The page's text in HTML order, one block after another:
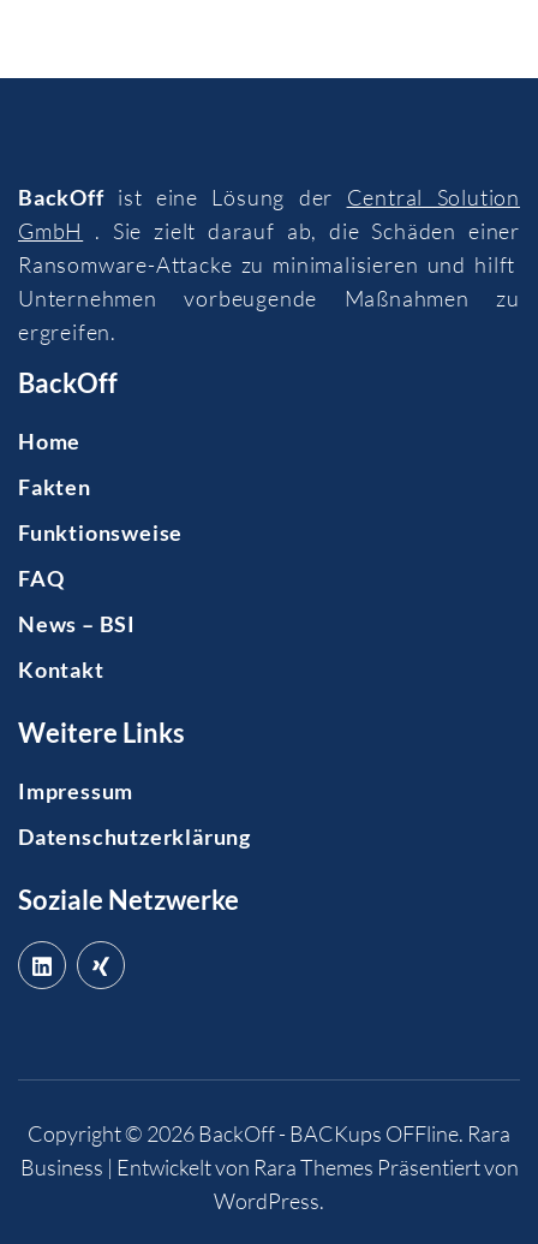
BackOffist eine Lösung der Central Solution
GmbH
. Sie zielt darauf ab, die Schäden einer
Ransomware-Attacke zu minimalisieren und hilft
Unternehmen vorbeugende Maßnahmen zu
ergreifen.
BackOff
Home
Fakten
Funktionsweise
FAQ
News – BSI
Kontakt
Weitere Links
Impressum
Datenschutzerklärung
Soziale Netzwerke
Copyright © 2026BackOff - BACKups OFFline. Rara
Business | Entwickelt von Rara Themes Präsentiert von
WordPress.